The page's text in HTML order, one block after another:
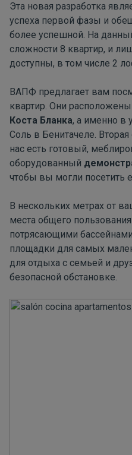
Эта новая разработка
успеха первой фазы и
более успешной. На
сложности 8 квартир, и
доступны, в том числе 2
ВАПФ предлагает вам
квартир. Они
Коста Бланка, а именно в
Соль в Бенитачеле.
нас есть готовый,
оборудованный
чтобы вы могли посетить
В нескольких метрах от
места общего
потрясающими
площадки для самых
для отдыха с семьей и
безопасной обстановке.